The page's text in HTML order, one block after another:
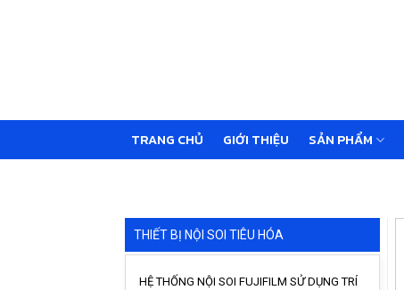
TRANG CHỦ GIỚI THIỆU SẢN PHẨM
THIẾT BỊ NỘI SOI TIÊU HÓA
HỆ THỐNG NỘI SOI FUJIFILM SỬ DỤNG TRÍ